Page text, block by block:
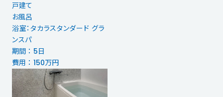
戸建て
お風呂
浴室：タカラスタンダード グラ
ンスパ
期間 ： 5日
費用 ： 150万円